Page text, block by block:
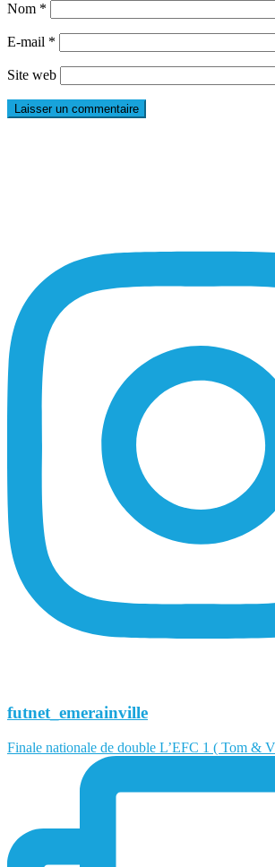
Nom *
E-mail *
Site web
futnet_emerainville
Finale nationale de double L’EFC 1 ( Tom &